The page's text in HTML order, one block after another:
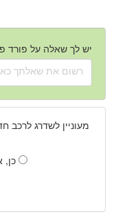
יש לך שאלה על פורד פוקוס 2011 -
מעוניין לשדרג לרכב